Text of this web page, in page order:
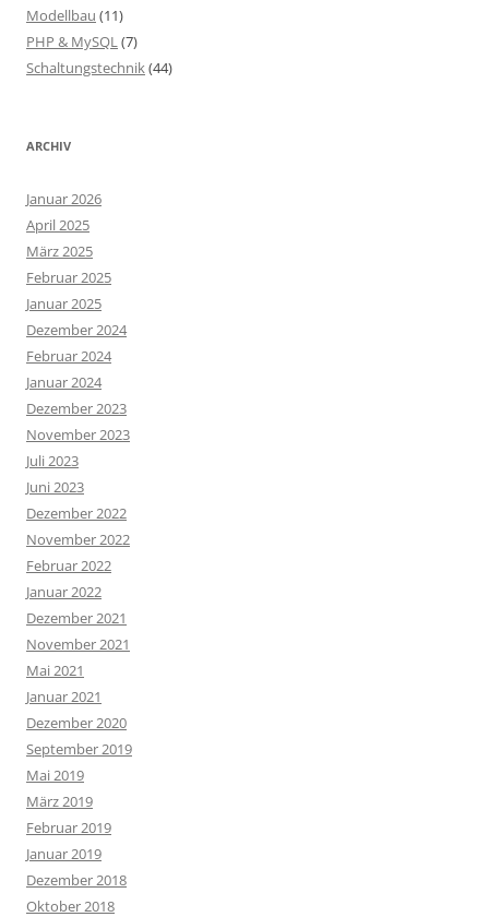
Modellbau (11)
PHP & MySQL(7)
Schaltungstechnik(44)
ARCHIV
Januar 2026
April 2025
März 2025
Februar 2025
Januar 2025
Dezember 2024
Februar 2024
Januar 2024
Dezember 2023
November 2023
Juli 2023
Juni 2023
Dezember 2022
November 2022
Februar 2022
Januar 2022
Dezember 2021
November 2021
Mai 2021
Januar 2021
Dezember 2020
September 2019
Mai 2019
März 2019
Februar 2019
Januar 2019
Dezember 2018
Oktober 2018